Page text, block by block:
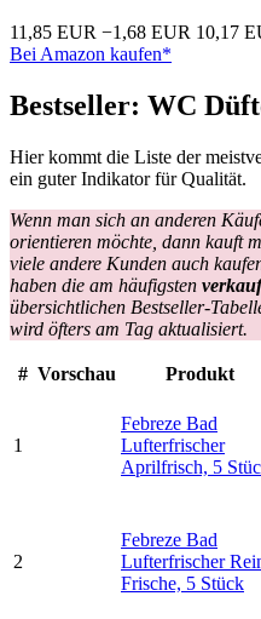
11,85 EUR −1,68 EUR 10,17
Bei Amazon kaufen*
Bestseller: WC
Hier kommt die Liste der
ein guter Indikator für Qualität.
Wenn man sich an anderen
orientieren möchte, dann kauft
viele andere Kunden auch
haben die am häufigsten
übersichtlichen Bestseller-
wird öfters am Tag aktualisiert.
# Vorschau Produkt
1
Febreze Bad
Lufterfrischer
Aprilfrisch, 5
2
Febreze Bad
Lufterfrischer
Frische, 5 Stück